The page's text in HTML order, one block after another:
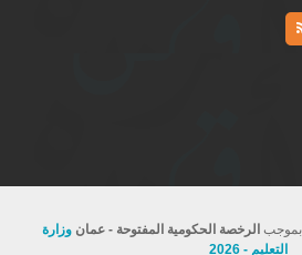
بموجب الرخصة الحكومية المفتوحة - عمان وزارة
التعليم - 2026